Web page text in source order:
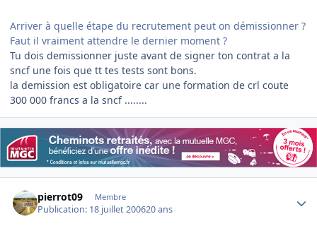
Arriver à quelle étape du recrutement peut on démissionner ?
Faut il vraiment attendre le dernier moment ?
Tu dois demissionner juste avant de signer ton contrat a la
sncf une fois que tt tes tests sont bons.
la demission est obligatoire car une formation de crl coute
300 000 francs a la sncf ........
pierrot09 Membre
Publication: 18 juillet 200620 ans